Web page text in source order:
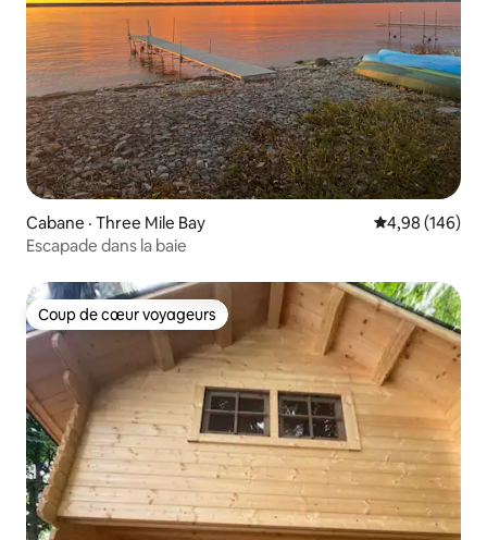
Cabane · Three Mile Bay Note
4,98 (146)
Escapade dans la baie
Coup de cœur voyageurs
Coup de cœur voyageurs